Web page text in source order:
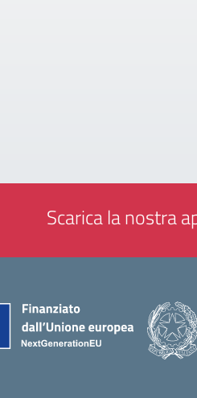
Scarica la nostra